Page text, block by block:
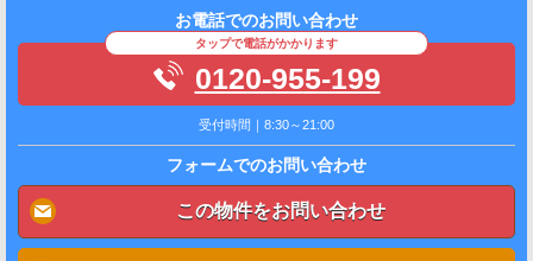
お電話でのお問い合わせ
タップで電話がかかります
0120-955-199
受付時間｜8:30～21:00
フォームでのお問い合わせ
この物件をお問い合わせ